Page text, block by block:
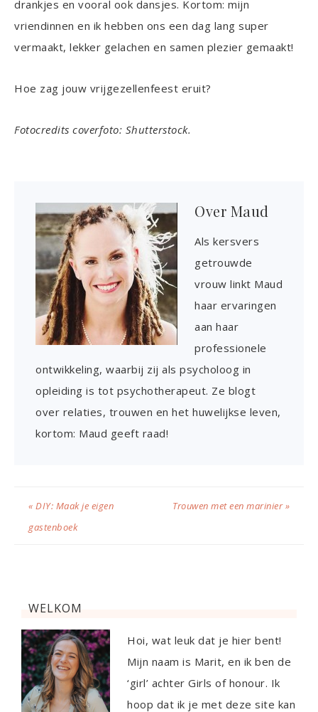
drankjes en vooral ook dansjes. Kortom: mijn
vriendinnen en ik hebben ons een dag lang super
vermaakt, lekker gelachen en samen plezier gemaakt!
Hoe zag jouw vrijgezellenfeest eruit?
Fotocredits coverfoto: Shutterstock.
Over Maud
Als kersvers
getrouwde
vrouw linkt Maud
haar ervaringen
aan haar
professionele
ontwikkeling, waarbij zij als psycholoog in
opleiding is tot psychotherapeut. Ze blogt
over relaties, trouwen en het huwelijkse leven,
kortom: Maud geeft raad!
« DIY: Maak je eigen
gastenboek
Trouwen met een marinier »
WELKOM
Hoi, wat leuk dat je hier bent!
Mijn naam is Marit, en ik ben de
‘girl’ achter Girls of honour. Ik
hoop dat ik je met deze site kan